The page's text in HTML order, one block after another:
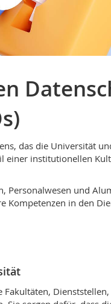
das die Universität
einer institutionellen
Personalwesen und
Kompetenzen in den